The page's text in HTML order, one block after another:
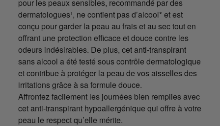
pour les peaux sensibles, recommandé par des
dermatologues¹, ne contient pas d’alcool* et est
conçu pour garder la peau au frais et au sec tout en
offrant une protection efficace et douce contre les
odeurs indésirables. De plus, cet anti-transpirant
sans alcool a été testé sous contrôle dermatologique
et contribue à protéger la peau de vos aisselles des
irritations grâce à sa formule douce.
Affrontez facilement les journées bien remplies avec
cet anti-transpirant hypoallergénique qui offre à votre
peau le respect qu’elle mérite.